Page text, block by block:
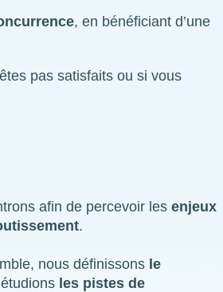
, en bénéficiant d’une
pas satisfaits ou si vous
afin de percevoir lesenjeux
.
nous définissons le
les pistes de